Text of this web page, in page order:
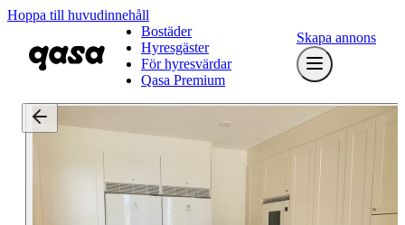
Hoppa till huvudinnehåll
Bostäder
Hyresgäster
För hyresvärdar
Qasa Premium
Skapa annons